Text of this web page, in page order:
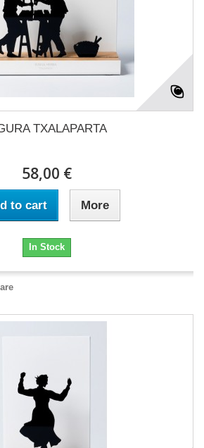
TXALAPARTA
58,00 €
to cart More
In Stock